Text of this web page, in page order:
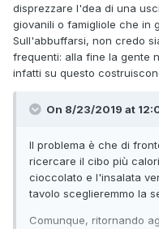
disprezzare l'dea di una
giovanili o famigliole che in
Sull'abbuffarsi, non credo
frequenti: alla fine la gente
infatti su questo
On 8/23/2019 at
Il problema è che di
ricercare il cibo più
cioccolato e l'insalata
tavolo sceglieremmo la
Comunque, ritornando